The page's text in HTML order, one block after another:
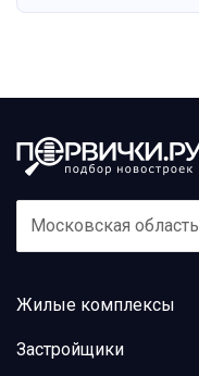
Московская область
Жилые комплексы
Застройщики